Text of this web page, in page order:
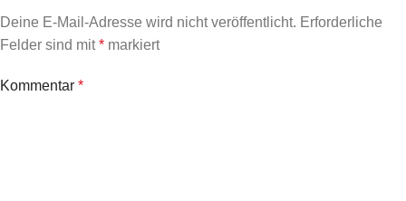
Deine E-Mail-Adresse wird nicht veröffentlicht. Erforderliche
Felder sind mit* markiert
Kommentar *